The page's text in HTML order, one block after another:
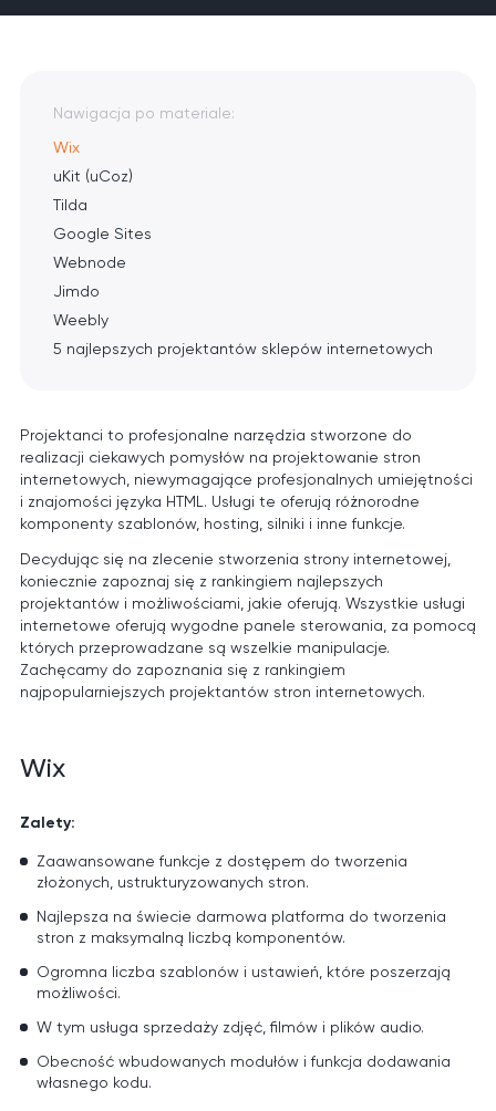
Projektanci to profesjonalne narzędzia stworzone do
realizacji ciekawych pomysłów na projektowanie stron
internetowych, niewymagające profesjonalnych umiejętności
i znajomości języka HTML. Usługi te oferują różnorodne
komponenty szablonów, hosting, silniki i inne funkcje.
Decydując się na zlecenie stworzenia strony internetowej,
koniecznie zapoznaj się z rankingiem najlepszych
projektantów i możliwościami, jakie oferują. Wszystkie usługi
internetowe oferują wygodne panele sterowania, za pomocą
których przeprowadzane są wszelkie manipulacje.
Zachęcamy do zapoznania się z rankingiem
najpopularniejszych projektantów stron internetowych.
Wix
Zalety:
Zaawansowane funkcje z dostępem do tworzenia
złożonych, ustrukturyzowanych stron.
Najlepsza na świecie darmowa platforma do tworzenia
stron z maksymalną liczbą komponentów.
Ogromna liczba szablonów i ustawień, które poszerzają
możliwości.
W tym usługa sprzedaży zdjęć, filmów i plików audio.
Obecność wbudowanych modułów i funkcja dodawania
własnego kodu.
Nawigacja po materiale:
Wix
uKit (uCoz)
Tilda
Google Sites
Webnode
Jimdo
Weebly
5 najlepszych projektantów sklepów internetowych